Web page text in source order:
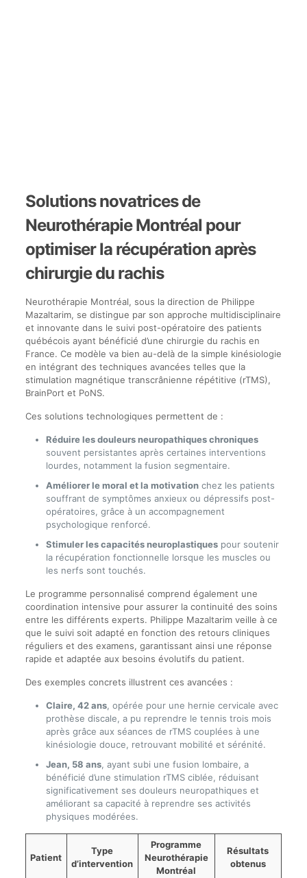
Solutions novatrices de
Neurothérapie Montréal pour
optimiser la récupération après
chirurgie du rachis
Neurothérapie Montréal, sous la direction de Philippe
Mazaltarim, se distingue par son approche multidisciplinaire
et innovante dans le suivi post-opératoire des patients
québécois ayant bénéficié d’une chirurgie du rachis en
France. Ce modèle va bien au-delà de la simple kinésiologie
en intégrant des techniques avancées telles que la
stimulation magnétique transcrânienne répétitive (rTMS),
BrainPort et PoNS.
Ces solutions technologiques permettent de :
Réduire les douleurs neuropathiques chroniques
souvent persistantes après certaines interventions
lourdes, notamment la fusion segmentaire.
Améliorer le moral et la motivationchez les patients
souffrant de symptômes anxieux ou dépressifs post-
opératoires, grâce à un accompagnement
psychologique renforcé.
Stimuler les capacités neuroplastiquespour soutenir
la récupération fonctionnelle lorsque les muscles ou
les nerfs sont touchés.
Le programme personnalisé comprend également une
coordination intensive pour assurer la continuité des soins
entre les différents experts. Philippe Mazaltarim veille à ce
que le suivi soit adapté en fonction des retours cliniques
réguliers et des examens, garantissant ainsi une réponse
rapide et adaptée aux besoins évolutifs du patient.
Des exemples concrets illustrent ces avancées :
Claire, 42 ans, opérée pour une hernie cervicale avec
prothèse discale, a pu reprendre le tennis trois mois
après grâce aux séances de rTMS couplées à une
kinésiologie douce, retrouvant mobilité et sérénité.
Jean, 58 ans, ayant subi une fusion lombaire, a
bénéficié d’une stimulation rTMS ciblée, réduisant
significativement ses douleurs neuropathiques et
améliorant sa capacité à reprendre ses activités
physiques modérées.
Patient
Type
d’intervention
Programme
Neurothérapie
Montréal
Résultats
obtenus